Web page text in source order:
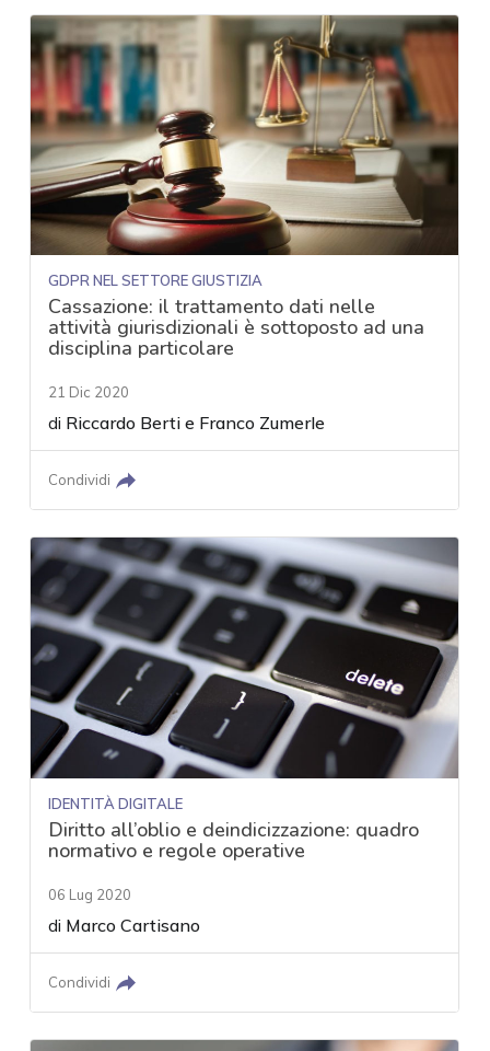
GDPR NEL SETTORE GIUSTIZIA
Cassazione: il trattamento dati nelle
attività giurisdizionali è sottoposto ad una
disciplina particolare
21 Dic 2020
di Riccardo Berti e Franco Zumerle
Condividi
IDENTITÀ DIGITALE
Diritto all’oblio e deindicizzazione: quadro
normativo e regole operative
06 Lug 2020
di Marco Cartisano
Condividi